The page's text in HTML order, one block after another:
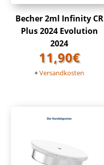
Becher 2ml Infinity CR
Plus 2024 Evolution
2024
11,90€
+Versandkosten